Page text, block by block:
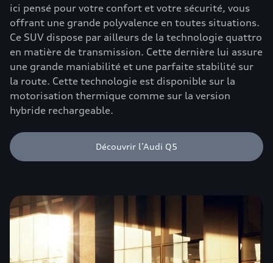
ici pensé pour votre confort et votre sécurité, vous
offrant une grande polyvalence en toutes situations.
Ce SUV dispose par ailleurs de la technologie quattro
en matière de transmission. Cette dernière lui assure
une grande maniabilité et une parfaite stabilité sur
la route. Cette technologie est disponible sur la
motorisation thermique comme sur la version
hybride rechargeable.
Découvrir l’Audi Q5